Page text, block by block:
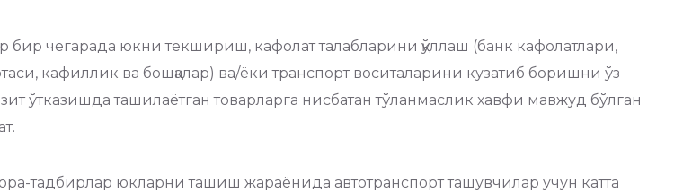
бир чегарада юкни текшириш, кафолат талабларини қўллаш (банк кафолатлари,
кафиллик ва бошқалар) ва/ёки транспорт воситаларини кузатиб боришни ўз
ўтказишда ташилаётган товарларга нисбатан тўланмаслик хавфи мавжуд бўлган
тадбирлар юкларни ташиш жараёнида автотранспорт ташувчилар учун катта